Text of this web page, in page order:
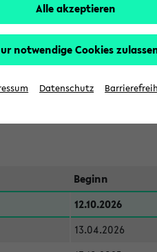
im
Sitzung auswählen möchten.
Beginn
12.10.2026
13.04.2026
Alle akzeptieren
notwendige Cookies
Datenschutz